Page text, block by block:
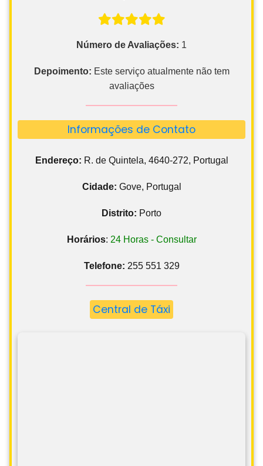
Número de Avaliações: 1
Depoimento: Este serviço atualmente não tem
avaliações
Informações de Contato
Endereço: R. de Quintela, 4640-272, Portugal
Cidade: Gove, Portugal
Distrito: Porto
Horários: 24 Horas - Consultar
Telefone: 255 551 329
Central de Táxi